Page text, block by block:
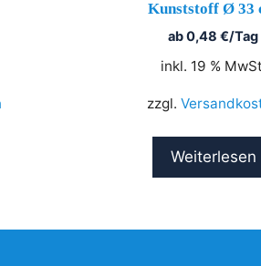
Kunststoff Ø 33
ab0,48 €/Tag
inkl. 19 %
zzgl.
Weiterlesen